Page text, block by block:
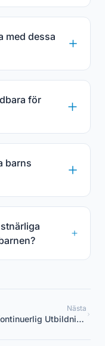
med dessa
för
barns
Nästa
Utbildning